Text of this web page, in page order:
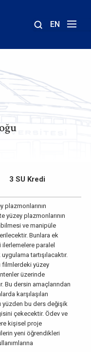
EN
3 SU Kredi
plazmonlarının
yüzey plazmonlarının
ve manipüle
Bunlara ek
paralel
tartışılacaktır.
filmlerdeki yüzey
üzerinde
Bu dersin amaçlarından
karşılaşılan
yüzden bu ders değişik
çekecektir. Ödev ve
kişisel proje
yeni öğrendikleri